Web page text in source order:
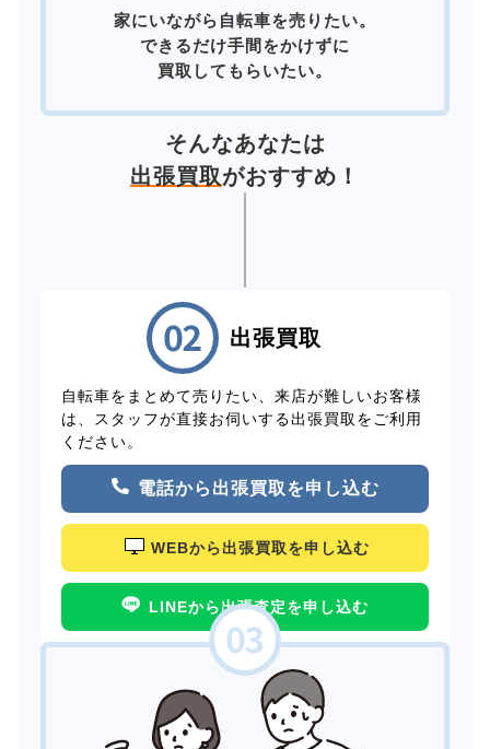
家にいながら自転車を売りたい。
できるだけ手間をかけずに
買取してもらいたい。
そんなあなたは
出張買取がおすすめ！
出張買取
自転車をまとめて売りたい、来店が難しいお客様
は、スタッフが直接お伺いする出張買取をご利用
ください。
電話から出張買取を申し込む
WEBから出張買取を申し込む
LINEから出張査定を申し込む